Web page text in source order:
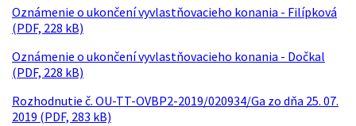
Oznámenie o ukončení vyvlastňovacieho konania - Filípková
(PDF, 228 kB)
Oznámenie o ukončení vyvlastňovacieho konania - Dočkal
(PDF, 228 kB)
Rozhodnutie č. OU-TT-OVBP2-2019/020934/Ga zo dňa 25. 07.
2019 (PDF, 283 kB)